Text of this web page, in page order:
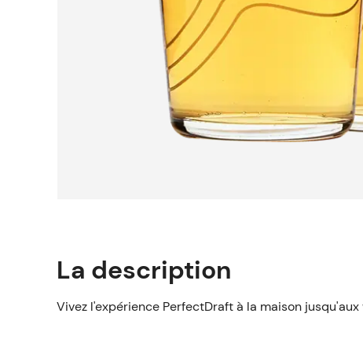
La description
Vivez l'expérience PerfectDraft à la maison